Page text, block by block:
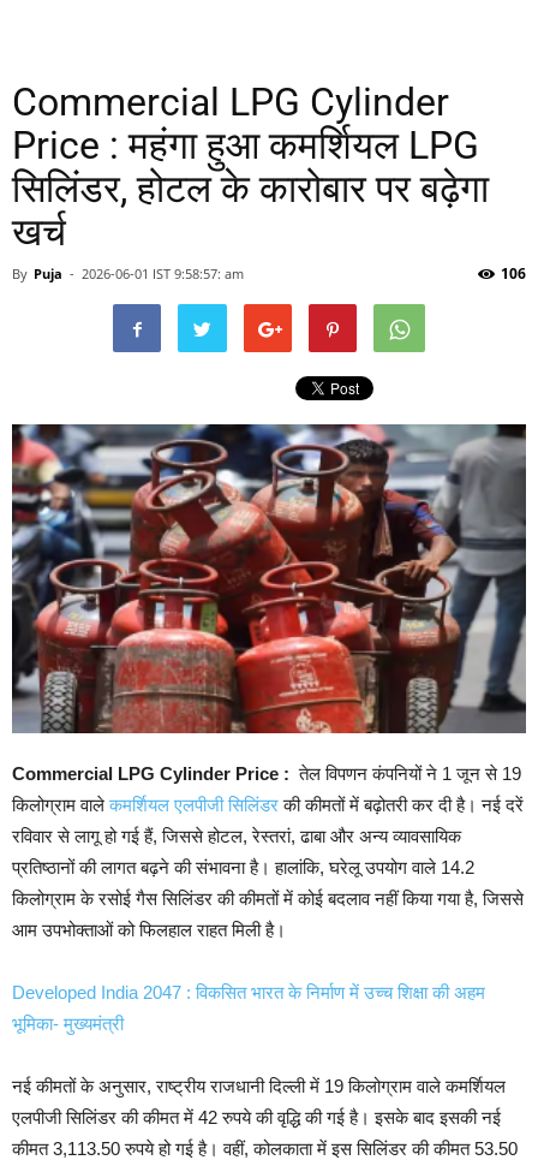
Commercial LPG Cylinder
Price : महंगा हुआ कमर्शियल LPG
सिलिंडर, होटल के कारोबार पर बढ़ेगा
खर्च
By Puja - 2026-06-01 IST 9:58:57: am 106
Commercial LPG Cylinder Price : तेल विपणन कंपनियों ने 1 जून से 19
किलोग्राम वालेकमर्शियल एलपीजी सिलिंडरकी कीमतों में बढ़ोतरी कर दी है। नई दरें
रविवार से लागू हो गई हैं, जिससे होटल, रेस्तरां, ढाबा और अन्य व्यावसायिक
प्रतिष्ठानों की लागत बढ़ने की संभावना है। हालांकि, घरेलू उपयोग वाले 14.2
किलोग्राम के रसोई गैस सिलिंडर की कीमतों में कोई बदलाव नहीं किया गया है, जिससे
आम उपभोक्ताओं को फिलहाल राहत मिली है।
Developed India 2047 : विकसित भारत के निर्माण में उच्च शिक्षा की अहम
भूमिका- मुख्यमंत्री
नई कीमतों के अनुसार, राष्ट्रीय राजधानी दिल्ली में 19 किलोग्राम वाले कमर्शियल
एलपीजी सिलिंडर की कीमत में 42 रुपये की वृद्धि की गई है। इसके बाद इसकी नई
कीमत 3,113.50 रुपये हो गई है। वहीं, कोलकाता में इस सिलिंडर की कीमत 53.50